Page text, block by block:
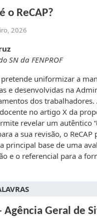
o ReCAP?
2026
SN da FENPROF
pretende uniformizar a
e desenvolvidas na
dos
no artigo X da
revelar um autêntico
a sua revisão, o
principal base de uma
e o referencial para a
Agência Geral de